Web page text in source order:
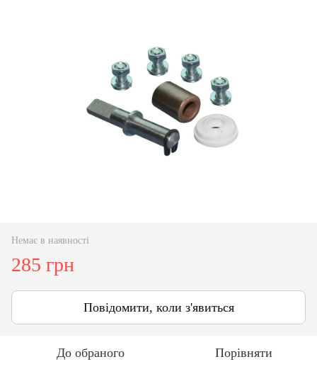
Немає в наявності
285 грн
Повідомити, коли з'явиться
До обраного Порівняти